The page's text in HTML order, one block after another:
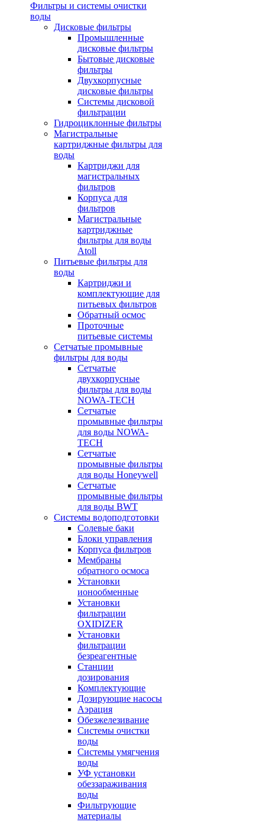
Фильтры и системы очистки
воды
Дисковые фильтры
Промышленные
дисковые фильтры
Бытовые дисковые
фильтры
Двухкорпусные
дисковые фильтры
Системы дисковой
фильтрации
Гидроциклонные фильтры
Магистральные
картриджные фильтры для
воды
Картриджи для
магистральных
фильтров
Корпуса для
фильтров
Магистральные
картриджные
фильтры для воды
Atoll
Питьевые фильтры для
воды
Картриджи и
комплектующие для
питьевых фильтров
Обратный осмос
Проточные
питьевые системы
Сетчатые промывные
фильтры для воды
Сетчатые
двухкорпусные
фильтры для воды
NOWA-TECH
Сетчатые
промывные фильтры
для воды NOWA-
TECH
Сетчатые
промывные фильтры
для воды Honeywell
Сетчатые
промывные фильтры
для воды BWT
Системы водоподготовки
Солевые баки
Блоки управления
Корпуса фильтров
Мембраны
обратного осмоса
Установки
ионообменные
Установки
фильтрации
OXIDIZER
Установки
фильтрации
безреагентные
Станции
дозирования
Комплектующие
Дозирующие насосы
Аэрация
Обезжелезивание
Системы очистки
воды
Системы умягчения
воды
УФ установки
обеззараживания
воды
Фильтрующие
материалы